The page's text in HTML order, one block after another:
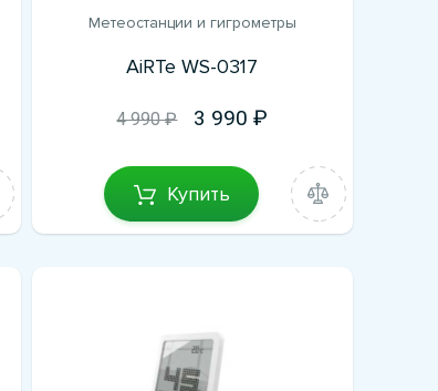
Метеостанции и гигрометры
AiRTe WS-0317
4 990 ₽ 3 990
Купить